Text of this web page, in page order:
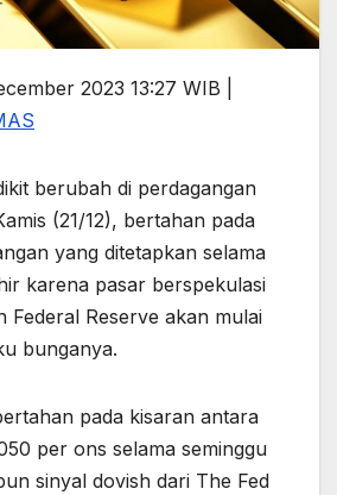
2023 13:27 WIB |
berubah di perdagangan
(21/12), bertahan pada
yang ditetapkan selama
karena pasar berspekulasi
Federal Reserve akan mulai
bunganya.
pada kisaran antara
per ons selama seminggu
sinyal dovish dari The Fed